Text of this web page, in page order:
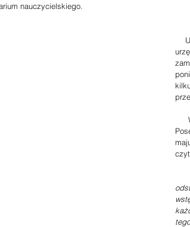
nauczycielskiego.